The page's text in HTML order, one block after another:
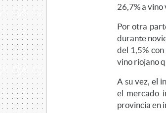
26,7% a vino
Por otra
durante
del 1,5%
vino riojano
A su vez, el
el mercado
provincia en